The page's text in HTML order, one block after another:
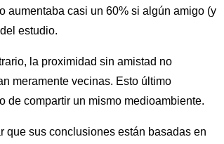
aumentaba casi un 60% si algún amigo (y
estudio.
la proximidad sin amistad no
meramente vecinas. Esto último
de compartir un mismo medioambiente.
que sus conclusiones están basadas en